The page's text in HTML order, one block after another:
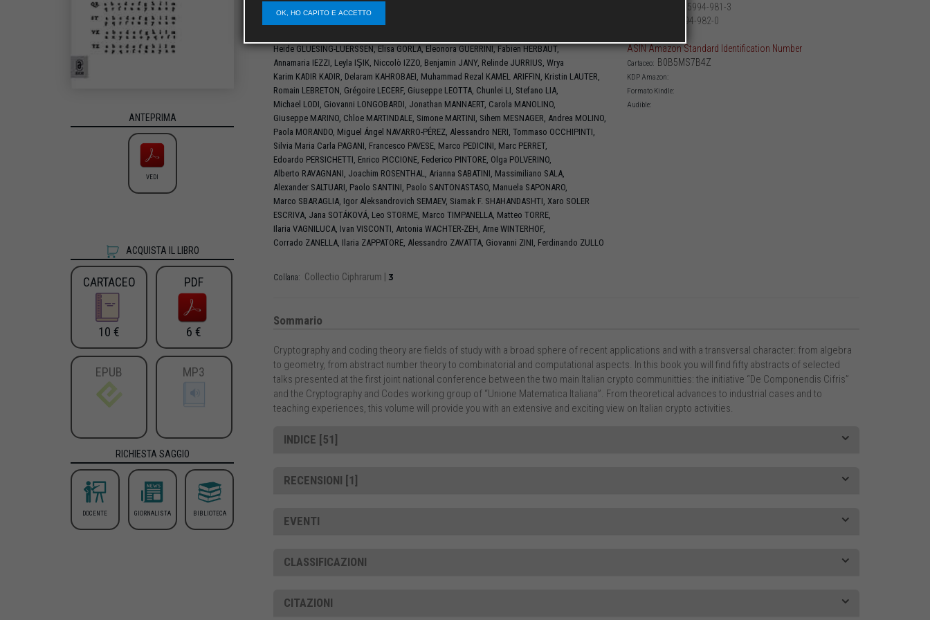
ANTEPRIMA
VEDI
ACQUISTA IL LIBRO
CARTACEO
10 €
PDF
6 €
EPUB MP3
RICHIESTA SAGGIO
DOCENTE GIORNALISTA BIBLIOTECA
HeideGLUESING-LUERSSEN,ElisaGORLA,EleonoraGUERRINI,FabienHERBAUT,
Annamaria IEZZI, Leyla IŞIK, Niccolò IZZO, Benjamin JANY, Relinde JURRIUS, Wrya
Karim KADIR KADIR, Delaram KAHROBAEI, Muhammad Rezal KAMEL ARIFFIN, Kristin LAUTER,
Romain LEBRETON, Grégoire LECERF, Giuseppe LEOTTA, Chunlei LI, Stefano LIA,
Michael LODI, Giovanni LONGOBARDI, Jonathan MANNAERT, Carola MANOLINO,
Giuseppe MARINO, Chloe MARTINDALE, Simone MARTINI, Sihem MESNAGER, Andrea MOLINO,
Paola MORANDO, Miguel Ángel NAVARRO-PÉREZ, Alessandro NERI, Tommaso OCCHIPINTI,
Silvia Maria Carla PAGANI, Francesco PAVESE, Marco PEDICINI, Marc PERRET,
Edoardo PERSICHETTI, Enrico PICCIONE, Federico PINTORE, Olga POLVERINO,
Alberto RAVAGNANI, Joachim ROSENTHAL, Arianna SABATINI, Massimiliano SALA,
Alexander SALTUARI, Paolo SANTINI, Paolo SANTONASTASO, Manuela SAPONARO,
Marco SBARAGLIA, Igor Aleksandrovich SEMAEV, Siamak F. SHAHANDASHTI, Xaro SOLER
ESCRIVA, Jana SOTÁKOVÁ, Leo STORME, Marco TIMPANELLA, Matteo TORRE,
Ilaria VAGNILUCA, Ivan VISCONTI, Antonia WACHTER-ZEH, Arne WINTERHOF,
Corrado ZANELLA, Ilaria ZAPPATORE, Alessandro ZAVATTA, Giovanni ZINI, Ferdinando ZULLO
Collana: Collectio Ciphrarum 3
979-12-5994-981-3
979-12-5994-982-0
ASIN Amazon Standard Identification Number
Cartaceo: B0B5MS7B4Z
KDP Amazon:
Formato Kindle:
Audible:
Sommario
Cryptography and coding theory are fields of study with a broad sphere of recent applications and with a transversal character: from algebra
to geometry, from abstract number theory to combinatorial and computational aspects. In this book you will find fifty abstracts of selected
talks presented at the first joint national conference between the two main Italian crypto communitties: the initiative “De Componendis Cifris”
and the Cryptography and Codes working group of “Unione Matematica Italiana”. From theoretical advances to industrial cases and to
teaching experiences, this volume will provide you with an extensive and exciting view on Italian crypto activities.
INDICE [51]
RECENSIONI [1]
EVENTI
CLASSIFICAZIONI
CITAZIONI
OK, HO CAPITO E ACCETTO